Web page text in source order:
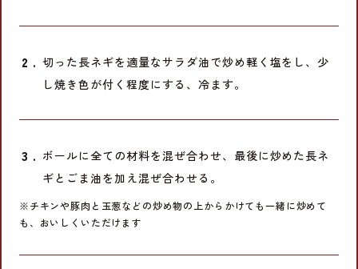
切った長ネギを適量なサラダ油で炒め軽く塩をし、少
し焼き色が付く程度にする、冷ます。
ボールに全ての材料を混ぜ合わせ、最後に炒めた長ネ
ギとごま油を加え混ぜ合わせる。
※チキンや豚肉と玉葱などの炒め物の上からかけても一緒に炒めて
も、おいしくいただけます